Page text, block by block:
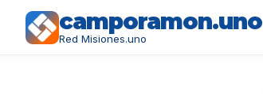
camporamon.uno
Red Misiones.uno